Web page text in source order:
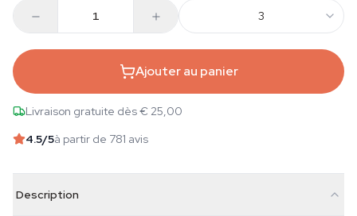
3
Ajouter au panier
Livraison gratuite dès € 25,00
4.5/5à partir de 781 avis
Description